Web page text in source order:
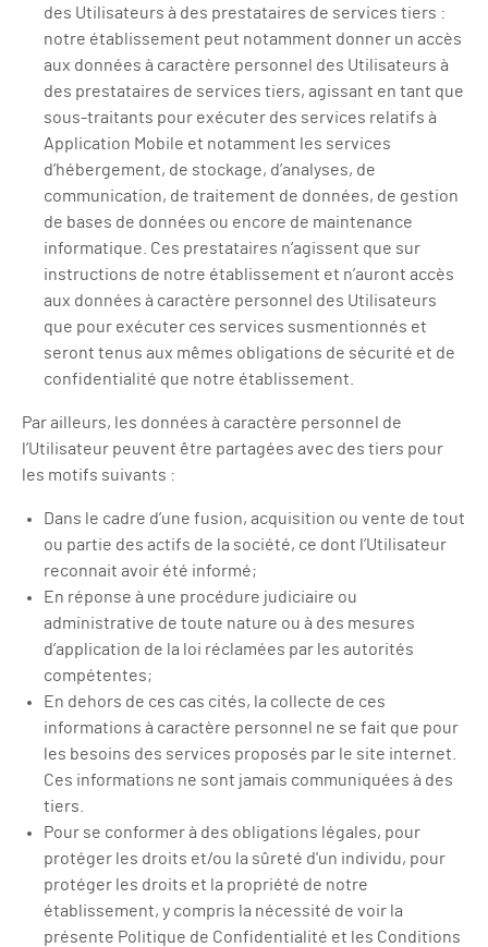
des Utilisateurs à des prestataires de services tiers :
notre établissement peut notamment donner un accès
aux données à caractère personnel des Utilisateurs à
des prestataires de services tiers, agissant en tant que
sous-traitants pour exécuter des services relatifs à
Application Mobile et notamment les services
d’hébergement, de stockage, d’analyses, de
communication, de traitement de données, de gestion
de bases de données ou encore de maintenance
informatique. Ces prestataires n’agissent que sur
instructions de notre établissement et n’auront accès
aux données à caractère personnel des Utilisateurs
que pour exécuter ces services susmentionnés et
seront tenus aux mêmes obligations de sécurité et de
confidentialité que notre établissement.
Par ailleurs, les données à caractère personnel de
l’Utilisateur peuvent être partagées avec des tiers pour
les motifs suivants :
Dans le cadre d’une fusion, acquisition ou vente de tout
ou partie des actifs de la société, ce dont l’Utilisateur
reconnait avoir été informé;
En réponse à une procédure judiciaire ou
administrative de toute nature ou à des mesures
d’application de la loi réclamées par les autorités
compétentes;
En dehors de ces cas cités, la collecte de ces
informations à caractère personnel ne se fait que pour
les besoins des services proposés par le site internet.
Ces informations ne sont jamais communiquées à des
tiers.
Pour se conformer à des obligations légales, pour
protéger les droits et/ou la sûreté d'un individu, pour
protéger les droits et la propriété de notre
établissement, y compris la nécessité de voir la
présente Politique de Confidentialité et les Conditions